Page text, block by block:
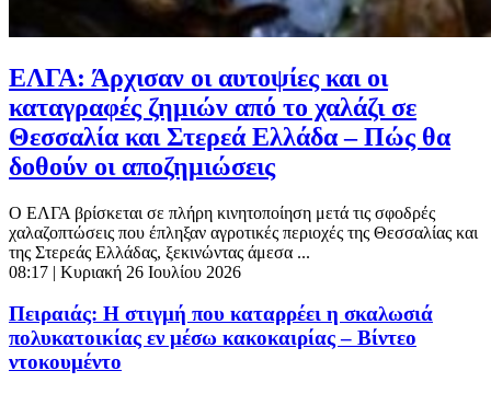
ΕΛΓΑ: Άρχισαν οι αυτοψίες και οι
καταγραφές ζημιών από το χαλάζι σε
Θεσσαλία και Στερεά Ελλάδα – Πώς θα
δοθούν οι αποζημιώσεις
Ο ΕΛΓΑ βρίσκεται σε πλήρη κινητοποίηση μετά τις σφοδρές
χαλαζοπτώσεις που έπληξαν αγροτικές περιοχές της Θεσσαλίας και
της Στερεάς Ελλάδας, ξεκινώντας άμεσα ...
08:17 | Κυριακή 26 Ιουλίου 2026
Πειραιάς: Η στιγμή που καταρρέει η σκαλωσιά
πολυκατοικίας εν μέσω κακοκαιρίας – Βίντεο
ντοκουμέντο